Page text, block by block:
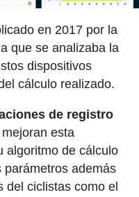
en 2017 por la
que se analizaba la
dispositivos
cálculo realizado.
de registro
esta
algoritmo de cálculo
además
del ciclistas como el